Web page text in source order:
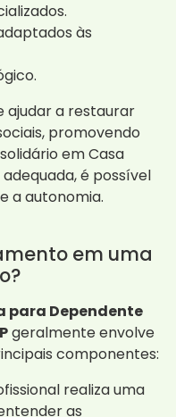
às
ajudar a restaurar
promovendo
em Casa
é possível
a autonomia.
em uma
para Dependente
geralmente envolve
componentes:
realiza uma
as